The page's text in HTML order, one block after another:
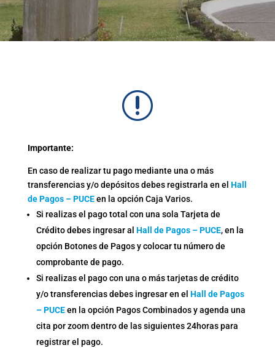
r
Importante:
En caso de realizar tu pago mediante una o más
transferencias y/o depósitos debes registrarla en el Hall
de Pagos – PUCEen la opción Caja Varios.
Si realizas el pago total con una sola Tarjeta de
Crédito debes ingresar al Hall de Pagos – PUCE, en la
opción Botones de Pagos y colocar tu número de
comprobante de pago.
Si realizas el pago con una o más tarjetas de crédito
y/o transferencias debes ingresar en el Hall de Pagos
– PUCEen la opción Pagos Combinados y agenda una
cita por zoom dentro de las siguientes 24horas para
registrar el pago.